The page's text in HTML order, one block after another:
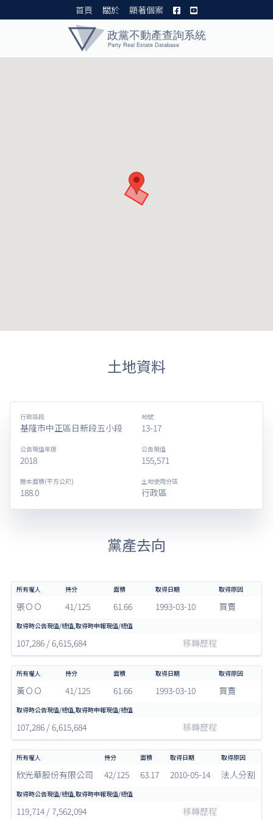
首頁 關於 顯著個案
土地資料
行政區段
基隆市中正區日新段五小段
地號
13-17
公告現值年度
2018
公告現值
155,571
謄本面積(平方公尺)
188.0
土地使用分區
行政區
黨產去向
張ＯＯ 41/125 61.66 1993-03-10 買賣
107,286 / 6,615,684 移轉歷程
黃ＯＯ 41/125 61.66 1993-03-10 買賣
107,286 / 6,615,684 移轉歷程
欣光華股份有限公司 42/125 63.17 2010-05-14 法人分割
119,714 / 7,562,094 移轉歷程